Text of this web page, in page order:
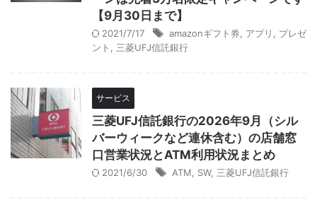
【9月30日まで】
2021/7/17 amazonギフト券 アプリ
プレゼ
ント
三菱UFJ信託銀行
サービス
三菱UFJ信託銀行の2026年9月（シル
バーウィークなど連休含む）の店舗窓
口営業状況とATM利用状況まとめ
2021/6/30 ATM SW, 三菱UFJ信託銀行